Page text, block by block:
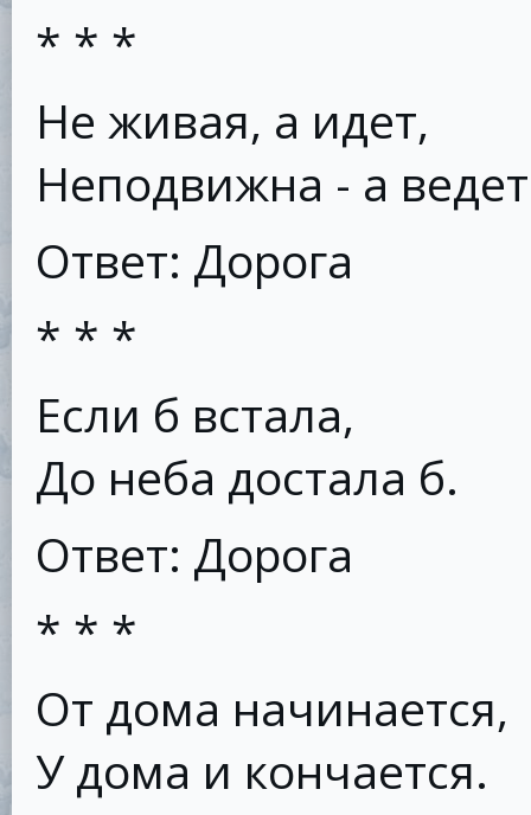
* * *
Не живая, а идет,
Неподвижна - а
Ответ: Дорога
* * *
Если б встала,
До неба достала б.
Ответ: Дорога
* * *
От дома начинается,
У дома и кончается.